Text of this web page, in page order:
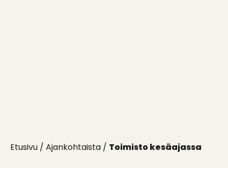
Etusivu / Ajankohtaista / Toimisto kesäajassa